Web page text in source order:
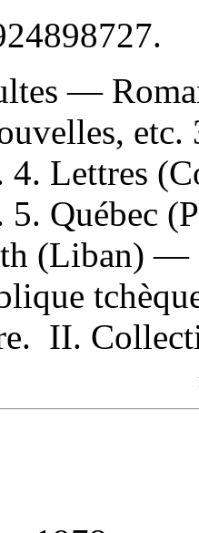
.
—
4. Lettres
5. Québec
(Liban) —
II.